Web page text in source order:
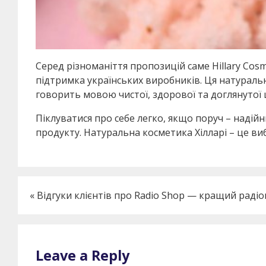
Серед різноманіття пропозицій саме Hillary
підтримка українських виробників. Ця
говорить мовою чистої, здорової та доглянутої
Піклуватися про себе легко, якщо поруч –
продукту. Натуральна косметика Хілларі – це
« Відгуки клієнтів про Radio Shop — кращий
Leave a Reply